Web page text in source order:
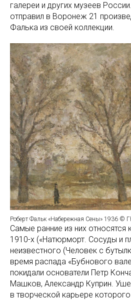
галереи и других музеев
отправил в Воронеж 21
Фалька из своей коллекции.
Роберт Фальк «Набережная Сены» 1936 ©
Самые ранние из них относятся
1910-х («Натюрморт. Сосуды и
неизвестного (Человек с
время распада «Бубнового
покидали основатели Петр
Машков, Александр Куприн.
в творческой карьере